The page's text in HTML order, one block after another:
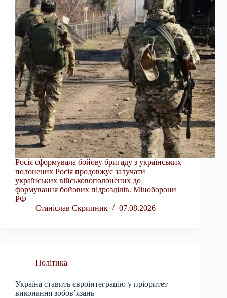
Росія сформувала бойову бригаду з українських
полонених Росія продовжує залучати
українських військовополонених до
формування бойових підрозділів. Міноборони
РФ
Станіслав Скрипник
07.08.2026
Політика
Україна ставить євроінтеграцію у пріоритет
виконання зобов’язань